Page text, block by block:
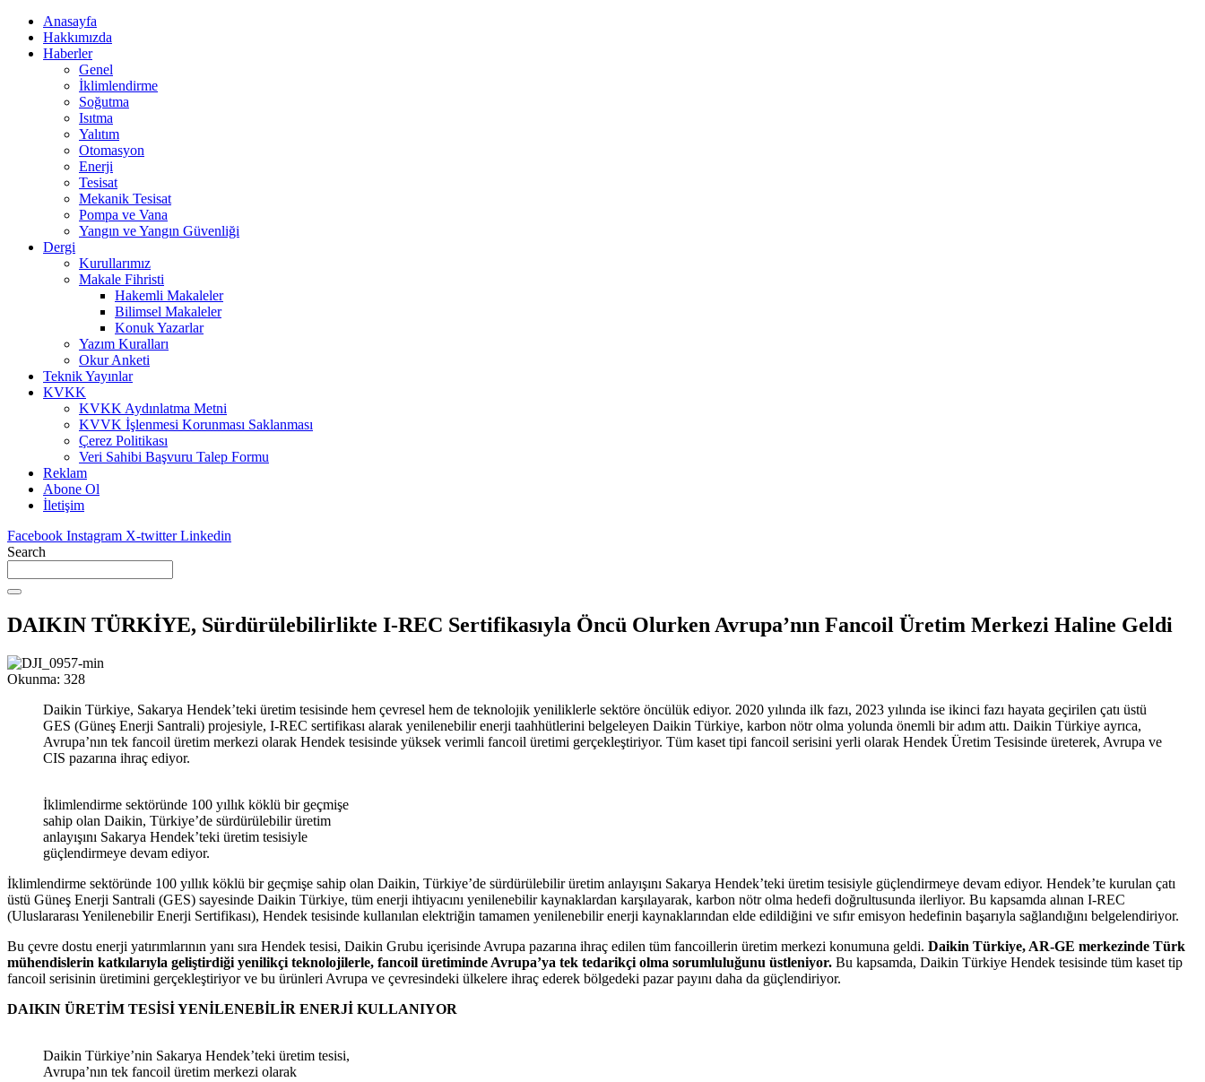
Anasayfa
Hakkımızda
Haberler
Genel
İklimlendirme
Soğutma
Isıtma
Yalıtım
Otomasyon
Enerji
Tesisat
Mekanik Tesisat
Pompa ve Vana
Yangın ve Yangın Güvenliği
Dergi
Kurullarımız
Makale Fihristi
Hakemli Makaleler
Bilimsel Makaleler
Konuk Yazarlar
Yazım Kuralları
Okur Anketi
Teknik Yayınlar
KVKK
KVKK Aydınlatma Metni
KVVK İşlenmesi Korunması Saklanması
Çerez Politikası
Veri Sahibi Başvuru Talep Formu
Reklam
Abone Ol
İletişim
Facebook Instagram X-twitter Linkedin
Search
DAIKIN TÜRKİYE, Sürdürülebilirlikte I-REC Sertifikasıyla Öncü Olurken Avrupa’nın Fancoil Üretim Merkezi Haline Geldi
Okunma: 328
Daikin Türkiye, Sakarya Hendek’teki üretim tesisinde hem çevresel hem de teknolojik yeniliklerle sektöre öncülük ediyor. 2020 yılında ilk fazı, 2023 yılında ise ikinci fazı hayata geçirilen çatı üstü
GES (Güneş Enerji Santrali) projesiyle, I-REC sertifikası alarak yenilenebilir enerji taahhütlerini belgeleyen Daikin Türkiye, karbon nötr olma yolunda önemli bir adım attı. Daikin Türkiye ayrıca,
Avrupa’nın tek fancoil üretim merkezi olarak Hendek tesisinde yüksek verimli fancoil üretimi gerçekleştiriyor. Tüm kaset tipi fancoil serisini yerli olarak Hendek Üretim Tesisinde üreterek, Avrupa ve
CIS pazarına ihraç ediyor.
İklimlendirme sektöründe 100 yıllık köklü bir geçmişe
sahip olan Daikin, Türkiye’de sürdürülebilir üretim
anlayışını Sakarya Hendek’teki üretim tesisiyle
güçlendirmeye devam ediyor.
İklimlendirme sektöründe 100 yıllık köklü bir geçmişe sahip olan Daikin, Türkiye’de sürdürülebilir üretim anlayışını Sakarya Hendek’teki üretim tesisiyle güçlendirmeye devam ediyor. Hendek’te kurulan çatı
üstü Güneş Enerji Santrali (GES) sayesinde Daikin Türkiye, tüm enerji ihtiyacını yenilenebilir kaynaklardan karşılayarak, karbon nötr olma hedefi doğrultusunda ilerliyor. Bu kapsamda alınan I-REC
(Uluslararası Yenilenebilir Enerji Sertifikası), Hendek tesisinde kullanılan elektriğin tamamen yenilenebilir enerji kaynaklarından elde edildiğini ve sıfır emisyon hedefinin başarıyla sağlandığını belgelendiriyor.
Bu çevre dostu enerji yatırımlarının yanı sıra Hendek tesisi, Daikin Grubu içerisinde Avrupa pazarına ihraç edilen tüm fancoillerin üretim merkezi konumuna geldi. Daikin Türkiye, AR-GE merkezinde Türk
mühendislerin katkılarıyla geliştirdiği yenilikçi teknolojilerle, fancoil üretiminde Avrupa’ya tek tedarikçi olma sorumluluğunu üstleniyor. Bu kapsamda, Daikin Türkiye Hendek tesisinde tüm kaset tip
fancoil serisinin üretimini gerçekleştiriyor ve bu ürünleri Avrupa ve çevresindeki ülkelere ihraç ederek bölgedeki pazar payını daha da güçlendiriyor.
DAIKIN ÜRETİM TESİSİ YENİLENEBİLİR ENERJİ KULLANIYOR
Daikin Türkiye’nin Sakarya Hendek’teki üretim tesisi,
Avrupa’nın tek fancoil üretim merkezi olarak